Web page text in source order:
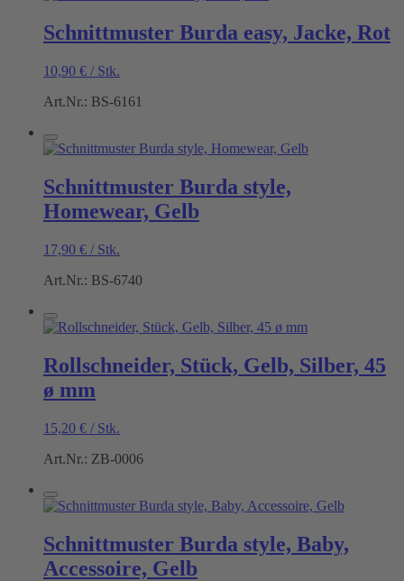
Schnittmuster Burda easy, Jacke, Rot
10,90 € / Stk.
Art.Nr.: BS-6161
Schnittmuster Burda style,
Homewear, Gelb
17,90 € / Stk.
Art.Nr.: BS-6740
Rollschneider, Stück, Gelb, Silber, 45
ø mm
15,20 € / Stk.
Art.Nr.: ZB-0006
Schnittmuster Burda style, Baby,
Accessoire, Gelb